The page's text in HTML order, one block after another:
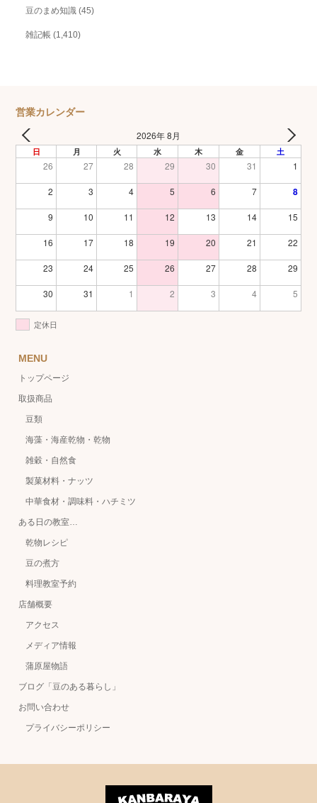
豆のまめ知識 (45)
雑記帳 (1,410)
営業カレンダー
2026年 8月
日 月 火 水 木 金 土
26 27 28 29 30 31 1
2 3 4 5 6 7 8
9 10 11 12 13 14 15
16 17 18 19 20 21 22
23 24 25 26 27 28 29
30 31 1 2 3 4 5
定休日
MENU
トップページ
取扱商品
豆類
海藻・海産乾物・乾物
雑穀・自然食
製菓材料・ナッツ
中華食材・調味料・ハチミツ
ある日の教室…
乾物レシピ
豆の煮方
料理教室予約
店舗概要
アクセス
メディア情報
蒲原屋物語
ブログ「豆のある暮らし」
お問い合わせ
プライバシーポリシー